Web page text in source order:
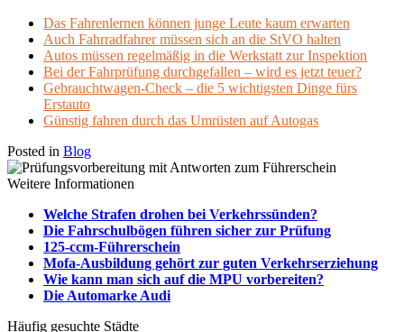
Das Fahrenlernen können junge Leute kaum erwarten
Auch Fahrradfahrer müssen sich an die StVO halten
Autos müssen regelmäßig in die Werkstatt zur Inspektion
Bei der Fahrprüfung durchgefallen – wird es jetzt teuer?
Gebrauchtwagen-Check – die 5 wichtigsten Dinge fürs
Erstauto
Günstig fahren durch das Umrüsten auf Autogas
Posted in Blog
Weitere Informationen
Welche Strafen drohen bei Verkehrssünden?
Die Fahrschulbögen führen sicher zur Prüfung
125-ccm-Führerschein
Mofa-Ausbildung gehört zur guten Verkehrserziehung
Wie kann man sich auf die MPU vorbereiten?
Die Automarke Audi
Häufig gesuchte Städte